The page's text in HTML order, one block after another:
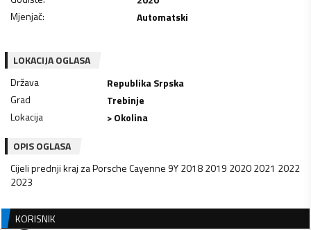
Mjenjač: Automatski
LOKACIJA OGLASA
Država
Republika Srpska
Grad
Trebinje
Lokacija
> Okolina
OPIS OGLASA
Cijeli prednji kraj za Porsche Cayenne 9Y 2018 2019 2020 2021 2022
2023
KORISNIK